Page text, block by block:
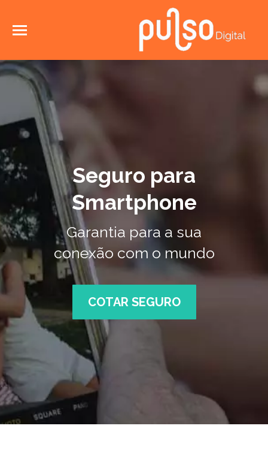
Seguro para
Smartphone
Garantia para a sua
conexão com o mundo
COTAR SEGURO